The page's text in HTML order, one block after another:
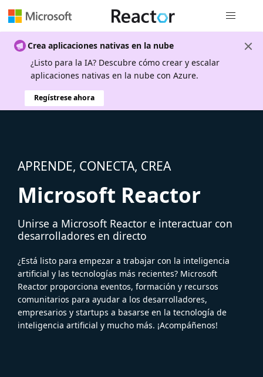
Crea aplicaciones nativas en la nube
¿Listo para la IA? Descubre cómo crear y escalar
aplicaciones nativas en la nube con Azure.
Regístrese ahora
APRENDE, CONECTA, CREA
Microsoft Reactor
Unirse a Microsoft Reactor e interactuar con
desarrolladores en directo
¿Está listo para empezar a trabajar con la inteligencia
artificial y las tecnologías más recientes? Microsoft
Reactor proporciona eventos, formación y recursos
comunitarios para ayudar a los desarrolladores,
empresarios y startups a basarse en la tecnología de
inteligencia artificial y mucho más. ¡Acompáñenos!